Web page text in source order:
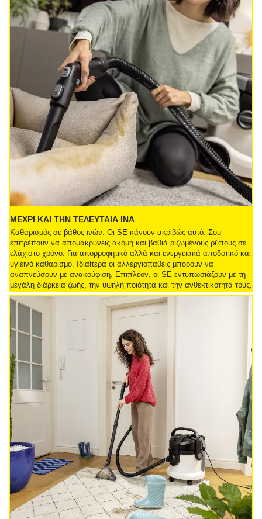
ΜΕΧΡΙ ΚΑΙ ΤΗΝ ΤΕΛΕΥΤΑΙΑ ΙΝΑ
Καθαρισμός σε βάθος ινών: Οι SE κάνουν ακριβώς αυτό. Σου
επιτρέπουν να απομακρύνεις ακόμη και βαθιά ριζωμένους ρύπους σε
ελάχιστο χρόνο. Για απορροφητικό αλλά και ενεργειακά αποδοτικό και
υγιεινό καθαρισμό. Ιδιαίτερα οι αλλεργιοπαθείς μπορούν να
αναπνεύσουν με ανακούφιση. Επιπλέον, οι SE εντυπωσιάζουν με τη
μεγάλη διάρκεια ζωής, την υψηλή ποιότητα και την ανθεκτικότητά τους.